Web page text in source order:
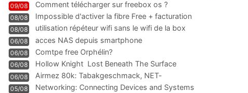
09/08 Comment télécharger sur freebox os ?
08/08
Impossible d'activer la fibre Free + facturation
résiliation
08/08 utilisation répéteur wifi sans le wifi de la box
06/08 acces NAS depuis smartphone
06/08 Comtpe free Orphélin?
06/08 Hollow Knight  Lost Beneath The Surface
06/08
Airmez 80k: Tabakgeschmack, NET-
Technologie und Leistung im
05/08 Networking: Connecting Devices and Systems